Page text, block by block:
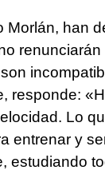
Morlán, han
responde:
Lo
entrenar y
estudiando